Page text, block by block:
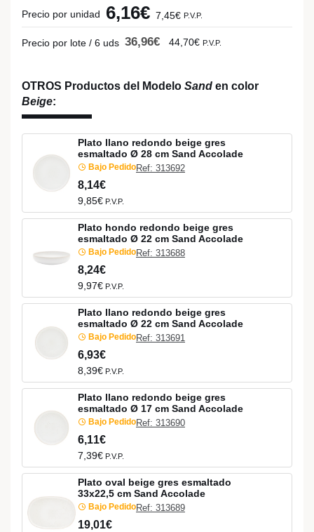
Precio por unidad 6,16€ 7,45€ P.V.P.
Precio por lote / 6 uds 36,96€ 44,70€ P.V.P.
OTROS Productos del Modelo Sand en color
Beige:
Plato llano redondo beige gres
esmaltado Ø 28 cm Sand Accolade
Bajo PedidoRef: 313692
8,14€
9,85€ P.V.P.
Plato hondo redondo beige gres
esmaltado Ø 22 cm Sand Accolade
Bajo PedidoRef: 313688
8,24€
9,97€ P.V.P.
Plato llano redondo beige gres
esmaltado Ø 22 cm Sand Accolade
Bajo PedidoRef: 313691
6,93€
8,39€ P.V.P.
Plato llano redondo beige gres
esmaltado Ø 17 cm Sand Accolade
Bajo PedidoRef: 313690
6,11€
7,39€ P.V.P.
Plato oval beige gres esmaltado
33x22,5 cm Sand Accolade
Bajo PedidoRef: 313689
19,01€